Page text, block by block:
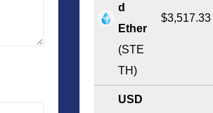
d
Ether
(STE
TH)
$3,517.33
USD